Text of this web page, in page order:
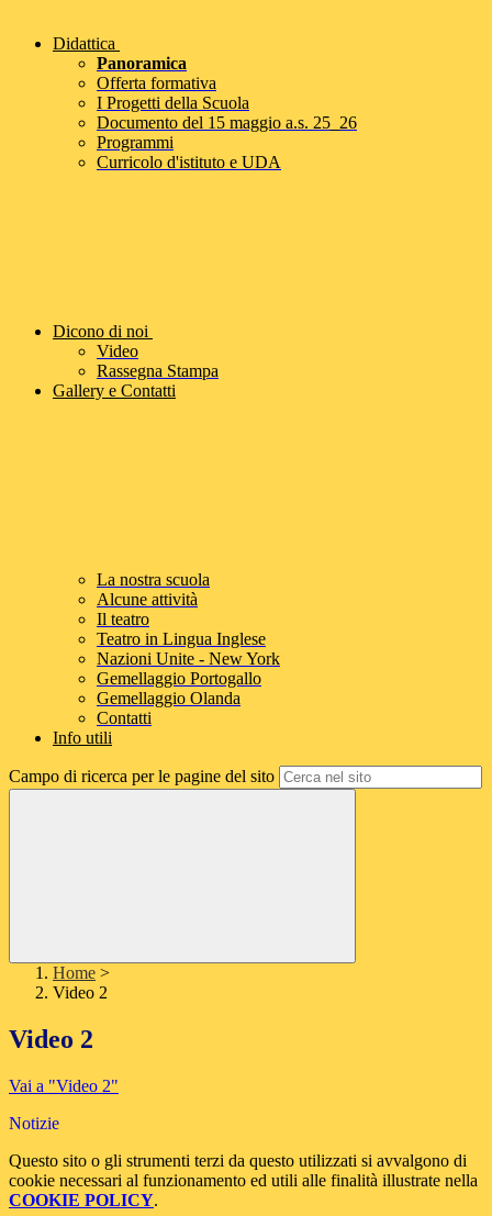
Didattica
Panoramica
Offerta formativa
I Progetti della Scuola
Documento del 15 maggio a.s. 25_26
Programmi
Curricolo d'istituto e UDA
Dicono di noi
Video
Rassegna Stampa
Gallery e Contatti
La nostra scuola
Alcune attività
Il teatro
Teatro in Lingua Inglese
Nazioni Unite - New York
Gemellaggio Portogallo
Gemellaggio Olanda
Contatti
Info utili
Campo di ricerca per le pagine del sito
Home >
Video 2
Video 2
Vai a "Video 2"
Notizie
Questo sito o gli strumenti terzi da questo utilizzati si avvalgono di
cookie necessari al funzionamento ed utili alle finalità illustrate nella
COOKIE POLICY.